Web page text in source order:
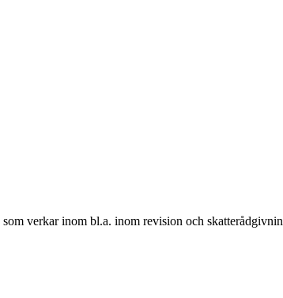
verkar inom bl.a. inom revision och